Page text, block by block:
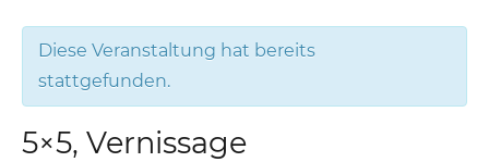
Diese Veranstaltung hat bereits
stattgefunden.
5×5, Vernissage